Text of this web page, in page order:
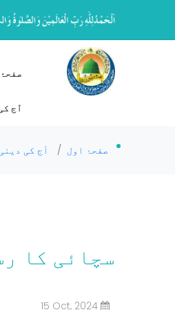
آج
صفحۂ اول / آج کی
سچائی کا
15 Oct, 2024